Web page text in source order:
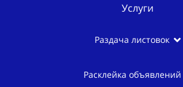
Услуги
Раздача листовок
Расклейка объявлений